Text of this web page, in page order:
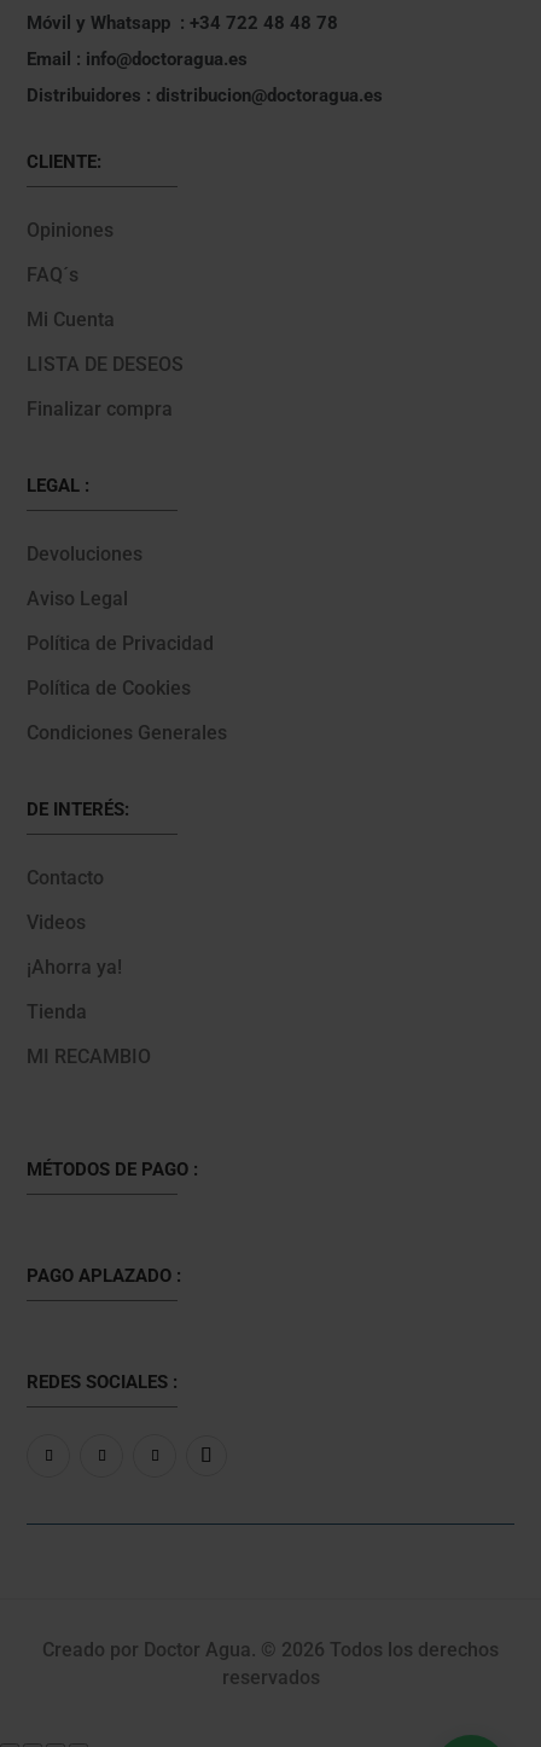
Móvil y Whatsapp : +34 722 48 48 78
Email : info@doctoragua.es
Distribuidores : distribucion@doctoragua.es
CLIENTE:
Opiniones
FAQ´s
Mi Cuenta
LISTA DE DESEOS
Finalizar compra
LEGAL :
Devoluciones
Aviso Legal
Política de Privacidad
Política de Cookies
Condiciones Generales
DE INTERÉS:
Contacto
Videos
¡Ahorra ya!
Tienda
MI RECAMBIO
MÉTODOS DE PAGO :
PAGO APLAZADO :
REDES SOCIALES :
Creado por Doctor Agua. © 2026 Todos los derechos
reservados